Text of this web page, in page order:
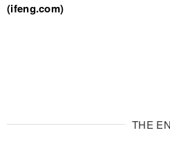
(ifeng.com)
THE